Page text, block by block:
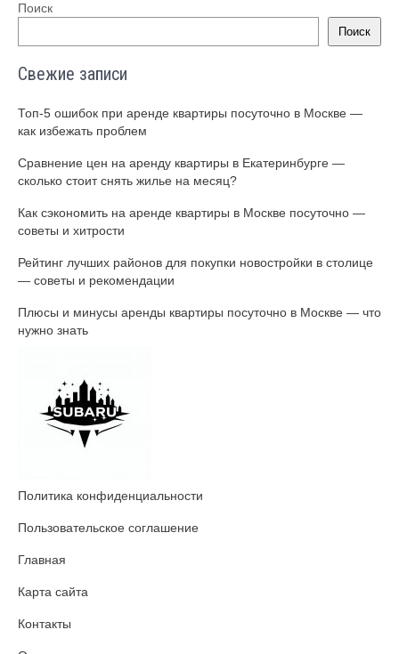
Поиск
Поиск
Свежие записи
Топ-5 ошибок при аренде квартиры посуточно в Москве —
как избежать проблем
Сравнение цен на аренду квартиры в Екатеринбурге —
сколько стоит снять жилье на месяц?
Как сэкономить на аренде квартиры в Москве посуточно —
советы и хитрости
Рейтинг лучших районов для покупки новостройки в столице
— советы и рекомендации
Плюсы и минусы аренды квартиры посуточно в Москве — что
нужно знать
Политика конфиденциальности
Пользовательское соглашение
Главная
Карта сайта
Контакты